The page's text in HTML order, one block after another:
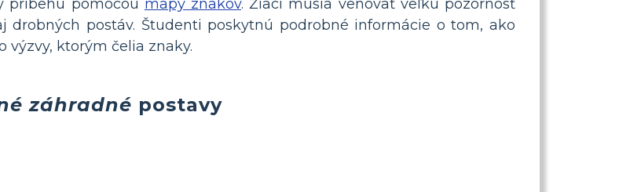
príbehu pomocou mapy znakov. Žiaci musia venovať veľkú pozornosť
postáv. Študenti poskytnú podrobné informácie o tom, ako
výzvy, ktorým čelia znaky.
záhradné postavy